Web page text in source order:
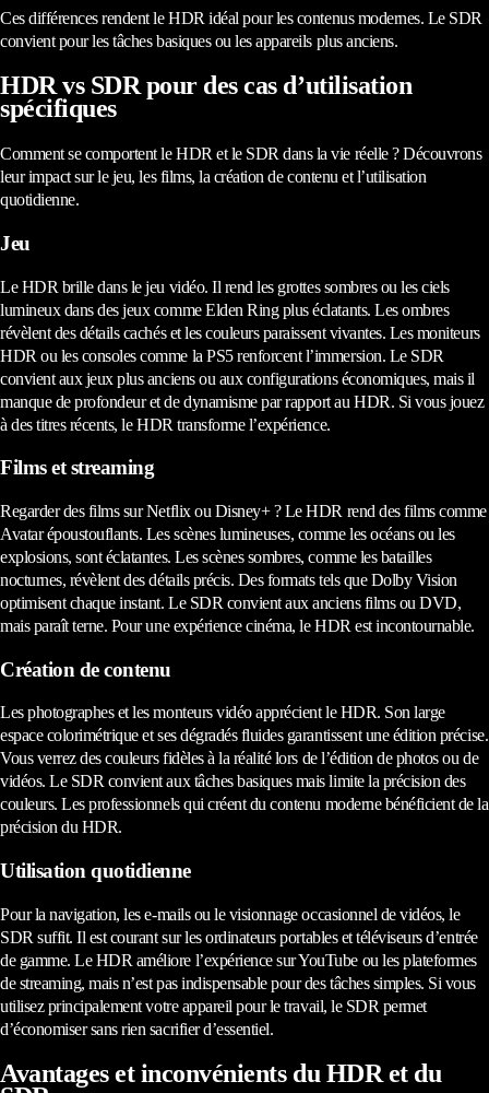
Ces différences rendent le HDR idéal pour les contenus modernes. Le SDR
convient pour les tâches basiques ou les appareils plus anciens.
HDR vs SDR pour des cas d’utilisation
spécifiques
Comment se comportent le HDR et le SDR dans la vie réelle ? Découvrons
leur impact sur le jeu, les films, la création de contenu et l’utilisation
quotidienne.
Jeu
Le HDR brille dans le jeu vidéo. Il rend les grottes sombres ou les ciels
lumineux dans des jeux comme Elden Ring plus éclatants. Les ombres
révèlent des détails cachés et les couleurs paraissent vivantes. Les moniteurs
HDR ou les consoles comme la PS5 renforcent l’immersion. Le SDR
convient aux jeux plus anciens ou aux configurations économiques, mais il
manque de profondeur et de dynamisme par rapport au HDR. Si vous jouez
à des titres récents, le HDR transforme l’expérience.
Films et streaming
Regarder des films sur Netflix ou Disney+ ? Le HDR rend des films comme
Avatar époustouflants. Les scènes lumineuses, comme les océans ou les
explosions, sont éclatantes. Les scènes sombres, comme les batailles
nocturnes, révèlent des détails précis. Des formats tels que Dolby Vision
optimisent chaque instant. Le SDR convient aux anciens films ou DVD,
mais paraît terne. Pour une expérience cinéma, le HDR est incontournable.
Création de contenu
Les photographes et les monteurs vidéo apprécient le HDR. Son large
espace colorimétrique et ses dégradés fluides garantissent une édition précise.
Vous verrez des couleurs fidèles à la réalité lors de l’édition de photos ou de
vidéos. Le SDR convient aux tâches basiques mais limite la précision des
couleurs. Les professionnels qui créent du contenu moderne bénéficient de la
précision du HDR.
Utilisation quotidienne
Pour la navigation, les e-mails ou le visionnage occasionnel de vidéos, le
SDR suffit. Il est courant sur les ordinateurs portables et téléviseurs d’entrée
de gamme. Le HDR améliore l’expérience sur YouTube ou les plateformes
de streaming, mais n’est pas indispensable pour des tâches simples. Si vous
utilisez principalement votre appareil pour le travail, le SDR permet
d’économiser sans rien sacrifier d’essentiel.
Avantages et inconvénients du HDR et du